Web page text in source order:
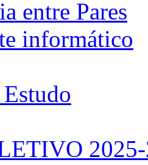
entre Pares
informático